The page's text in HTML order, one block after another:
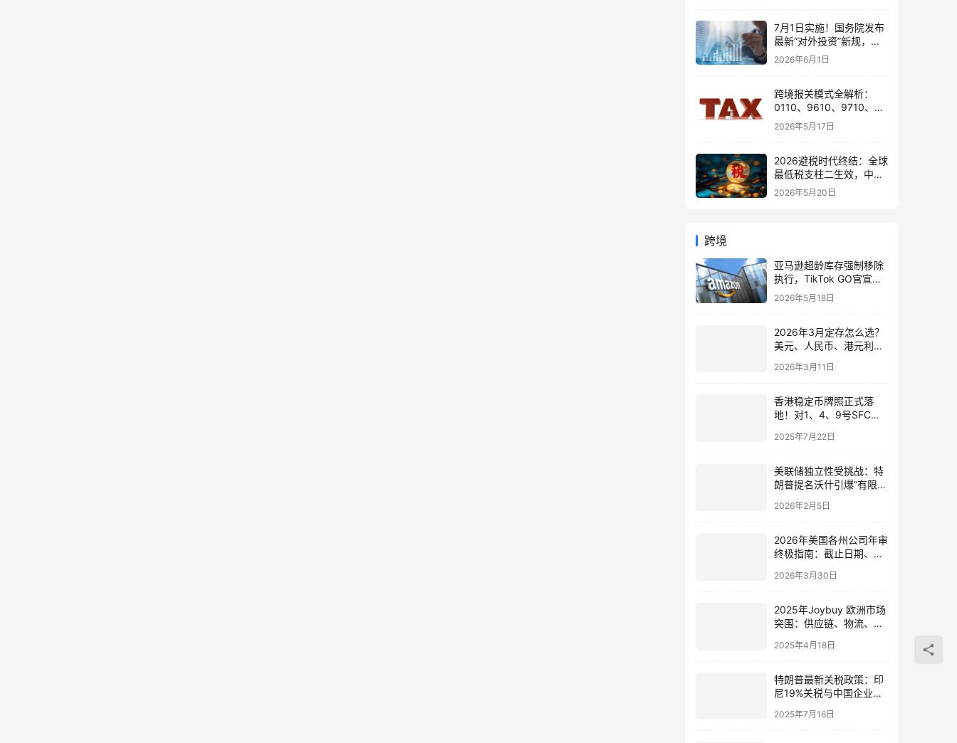
7月1日实施！国务院发布
最新“对外投资”新规，炒
股、出海、海外资产配置
2026年6月1日
跨境报关模式全解析：
0110、9610、9710、
9810、1039、1210 的区
别与最佳应用场景
2026年5月17日
2026避税时代终结：全球
最低税支柱二生效，中国
企业家海外公司合规3大
2026年5月20日
跨境
亚马逊超龄库存强制移除
执行，TikTok GO官宣：
跨境卖家5月紧急应对指
2026年5月18日
2026年3月定存怎么选？
美元、人民币、港元利率
2026年3月11日
香港稳定币牌照正式落
地！对1、4、9号SFC牌
2025年7月22日
美联储独立性受挑战：特
朗普提名沃什引爆“有限宽
如何应对？
2026年2月5日
2026年美国各州公司年审
终极指南：截止日期、合
2026年3月30日
2025年Joybuy 欧洲市场
突围：供应链、物流、本
2025年4月18日
特朗普最新关税政策：印
尼19%关税与中国企业美
务解析）
2025年7月16日